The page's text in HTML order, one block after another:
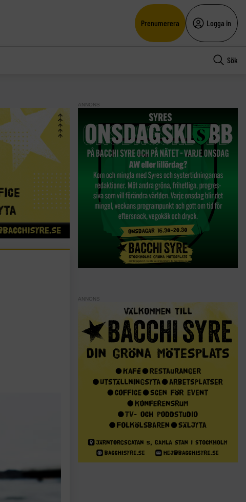
Prenumerera Logga in
Sök
ANNONS
ANNONS